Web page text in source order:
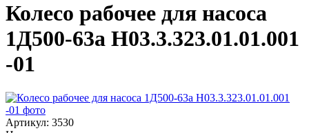
Колесо рабочее для насоса
1Д500-63а Н03.3.323.01.01.001
-01
Артикул: 3530